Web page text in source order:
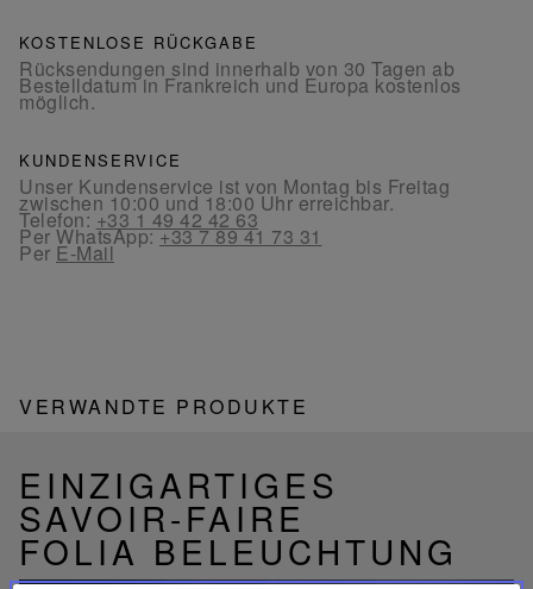
KOSTENLOSE RÜCKGABE
Rücksendungen sind innerhalb von 30 Tagen ab
Bestelldatum in Frankreich und Europa kostenlos
möglich.
KUNDENSERVICE
Unser Kundenservice ist von Montag bis Freitag
zwischen 10:00 und 18:00 Uhr erreichbar.
Telefon:+33 1 49 42 42 63
Per WhatsApp:+33 7 89 41 73 31
Per E-Mail
VERWANDTE PRODUKTE
EINZIGARTIGES
SAVOIR-FAIRE
FOLIA BELEUCHTUNG